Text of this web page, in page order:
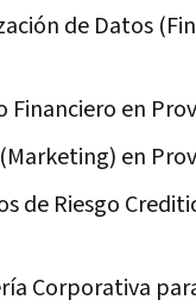
de Datos
en
en
de Riesgo
Corporativa